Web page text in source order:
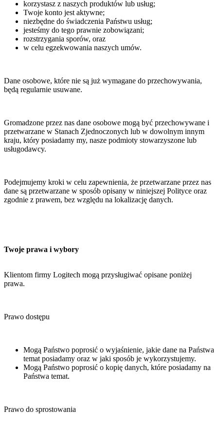
korzystasz z naszych produktów lub usług;
Twoje konto jest aktywne;
niezbędne do świadczenia Państwu usług;
jesteśmy do tego prawnie zobowiązani;
rozstrzygania sporów, oraz
w celu egzekwowania naszych umów.
Dane osobowe, które nie są już wymagane do przechowywania,
będą regularnie usuwane.
Gromadzone przez nas dane osobowe mogą być przechowywane i
przetwarzane w Stanach Zjednoczonych lub w dowolnym innym
kraju, który posiadamy my, nasze podmioty stowarzyszone lub
usługodawcy.
Podejmujemy kroki w celu zapewnienia, że przetwarzane przez nas
dane są przetwarzane w sposób opisany w niniejszej Polityce oraz
zgodnie z prawem, bez względu na lokalizację danych.
Twoje prawa i wybory
Klientom firmy Logitech mogą przysługiwać opisane poniżej
prawa.
Prawo dostępu
Mogą Państwo poprosić o wyjaśnienie, jakie dane na Państwa
temat posiadamy oraz w jaki sposób je wykorzystujemy.
Mogą Państwo poprosić o kopię danych, które posiadamy na
Państwa temat.
Prawo do sprostowania